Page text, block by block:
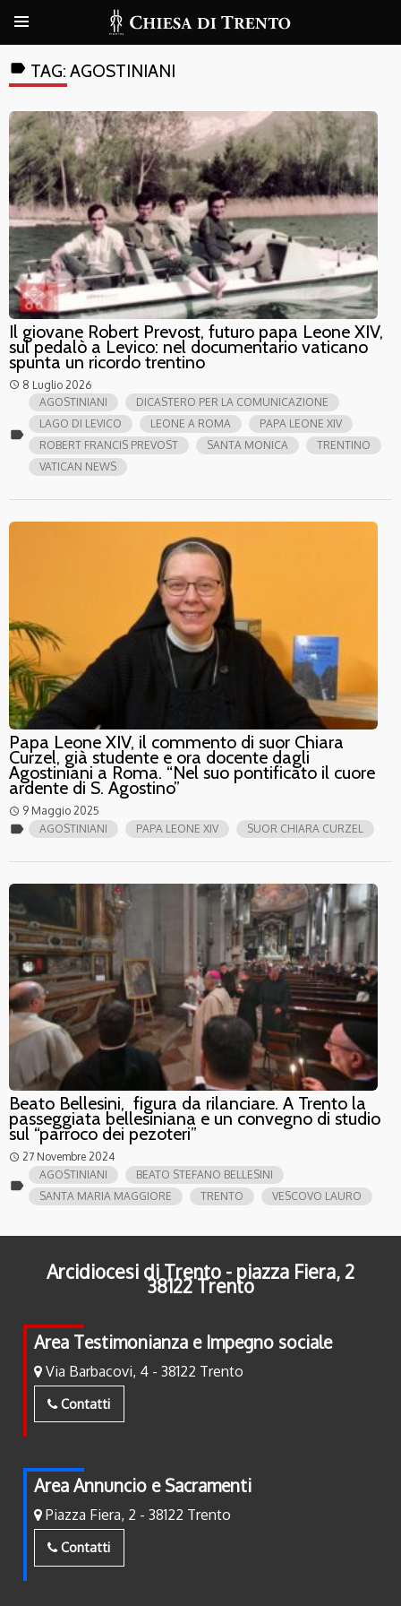
label TAG: AGOSTINIANI
Il giovane Robert Prevost, futuro papa Leone XIV,
sul pedalò a Levico: nel documentario vaticano
spunta un ricordo trentino
access_time 8 Luglio 2026
label
AGOSTINIANI
DICASTERO PER LA COMUNICAZIONE
LAGO DI LEVICO
LEONE A ROMA
PAPA LEONE XIV
ROBERT FRANCIS PREVOST
SANTA MONICA
TRENTINO
VATICAN NEWS
Papa Leone XIV, il commento di suor Chiara
Curzel, già studente e ora docente dagli
Agostiniani a Roma. “Nel suo pontificato il cuore
ardente di S. Agostino”
access_time 9 Maggio 2025
label AGOSTINIANI PAPA LEONE XIV SUOR CHIARA CURZEL
Beato Bellesini, figura da rilanciare. A Trento la
passeggiata bellesiniana e un convegno di studio
sul “parroco dei pezoteri”
access_time 27 Novembre 2024
label
AGOSTINIANI
BEATO STEFANO BELLESINI
SANTA MARIA MAGGIORE
TRENTO VESCOVO LAURO
Arcidiocesi di Trento - piazza Fiera, 2
38122 Trento
Area Testimonianza e Impegno sociale
Via Barbacovi, 4 - 38122 Trento
Contatti
Area Annuncio e Sacramenti
Piazza Fiera, 2 - 38122 Trento
Contatti